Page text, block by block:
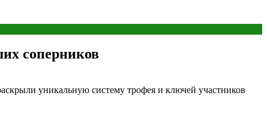
соперников
уникальную систему трофея и ключей участников